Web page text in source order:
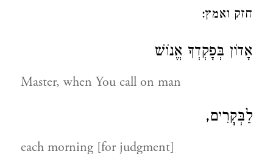
חזק ואמץ:
אָדוֹן בְּפָקְדְךָ אֱנוֹשׁ
Master, when You call on man
לַבְּקָרִים,
each morning [for judgment]